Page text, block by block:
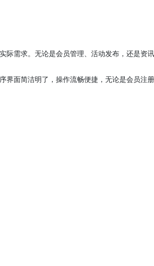
需求。无论是会员管理、活动发布，还是资
面简洁明了，操作流畅便捷，无论是会员注